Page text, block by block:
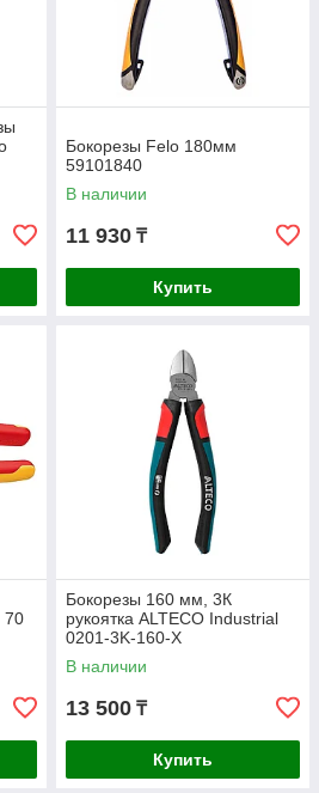
Бокорезы Felo 180мм
59101840
В наличии
11 930 ₸
Купить
70
Бокорезы 160 мм, 3К
рукоятка ALTECO Industrial
0201-3K-160-X
В наличии
13 500 ₸
Купить